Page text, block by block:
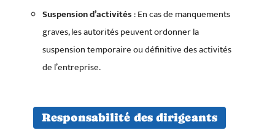
Suspension d’activités: En cas de manquements
graves, les autorités peuvent ordonner la
suspension temporaire ou définitive des activités
de l’entreprise.
Responsabilité des dirigeants